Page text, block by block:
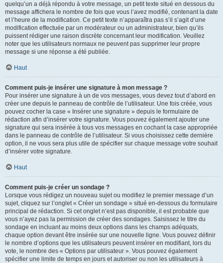
quelqu’un a déjà répondu à votre message, un petit texte situé en dessous du
message affichera le nombre de fois que vous l’avez modifié, contenant la date
et l’heure de la modification. Ce petit texte n’apparaîtra pas s’il s’agit d’une
modification effectuée par un modérateur ou un administrateur, bien qu’ils
puissent rédiger une raison discrète concernant leur modification. Veuillez
noter que les utilisateurs normaux ne peuvent pas supprimer leur propre
message si une réponse a été publiée.
Haut
Comment puis-je insérer une signature à mon message ?
Pour insérer une signature à un de vos messages, vous devez tout d’abord en
créer une depuis le panneau de contrôle de l’utilisateur. Une fois créée, vous
pouvez cocher la case « Insérer une signature » depuis le formulaire de
rédaction afin d’insérer votre signature. Vous pouvez également ajouter une
signature qui sera insérée à tous vos messages en cochant la case appropriée
dans le panneau de contrôle de l’utilisateur. Si vous choisissez cette dernière
option, il ne vous sera plus utile de spécifier sur chaque message votre souhait
d’insérer votre signature.
Haut
Comment puis-je créer un sondage ?
Lorsque vous rédigez un nouveau sujet ou modifiez le premier message d’un
sujet, cliquez sur l’onglet « Créer un sondage » situé en-dessous du formulaire
principal de rédaction. Si cet onglet n’est pas disponible, il est probable que
vous n’ayez pas la permission de créer des sondages. Saisissez le titre du
sondage en incluant au moins deux options dans les champs adéquats,
chaque option devant être insérée sur une nouvelle ligne. Vous pouvez définir
le nombre d’options que les utilisateurs peuvent insérer en modifiant, lors du
vote, le nombre des « Options par utilisateur ». Vous pouvez également
spécifier une limite de temps en jours et autoriser ou non les utilisateurs à